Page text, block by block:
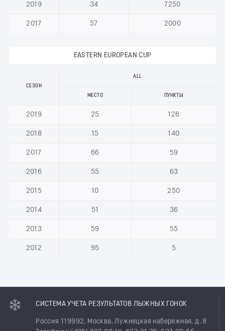
2019 34 7250
2017 57 2000
EASTERN EUROPEAN CUP
СЕЗОН
ALL
МЕСТО ПУНКТЫ
2019 25 126
2018 15 140
2017 66 59
2016 55 63
2015 10 250
2014 51 36
2013 59 55
2012 95 5
СИСТЕМА УЧЕТА РЕЗУЛЬТАТОВ ЛЫЖНЫХ ГОНОК
Россия 119992, Москва, Лужнецкая набережная, д. 8